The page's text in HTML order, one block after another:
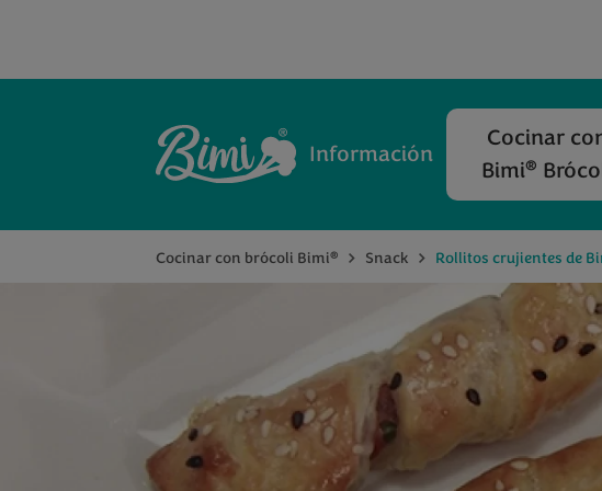
Información
Cocinar
Bimi®
Cocinar con brócoli Bimi® Snack Rollitos crujientes de